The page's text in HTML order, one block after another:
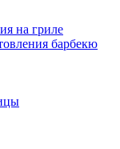
на гриле
барбекю